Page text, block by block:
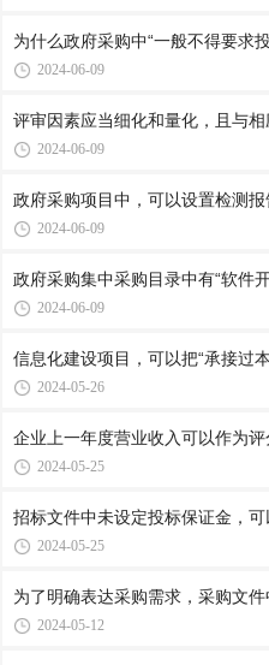
为什么政府采购中“一般不得要求
2024-06-09
评审因素应当细化和量化，且与
2024-06-09
政府采购项目中，可以设置检测
2024-06-09
政府采购集中采购目录中有“软件
2024-06-09
信息化建设项目，可以把“承接过
2024-05-26
企业上一年度营业收入可以作为评
2024-05-25
招标文件中未设定投标保证金，可
2024-05-25
为了明确表达采购需求，采购文
2024-05-12